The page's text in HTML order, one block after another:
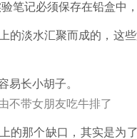
笔记必须保存在铅盒中
的淡水汇聚而成的，这
易长小胡子。
不带女朋友吃牛排了
的那个缺口，其实是为